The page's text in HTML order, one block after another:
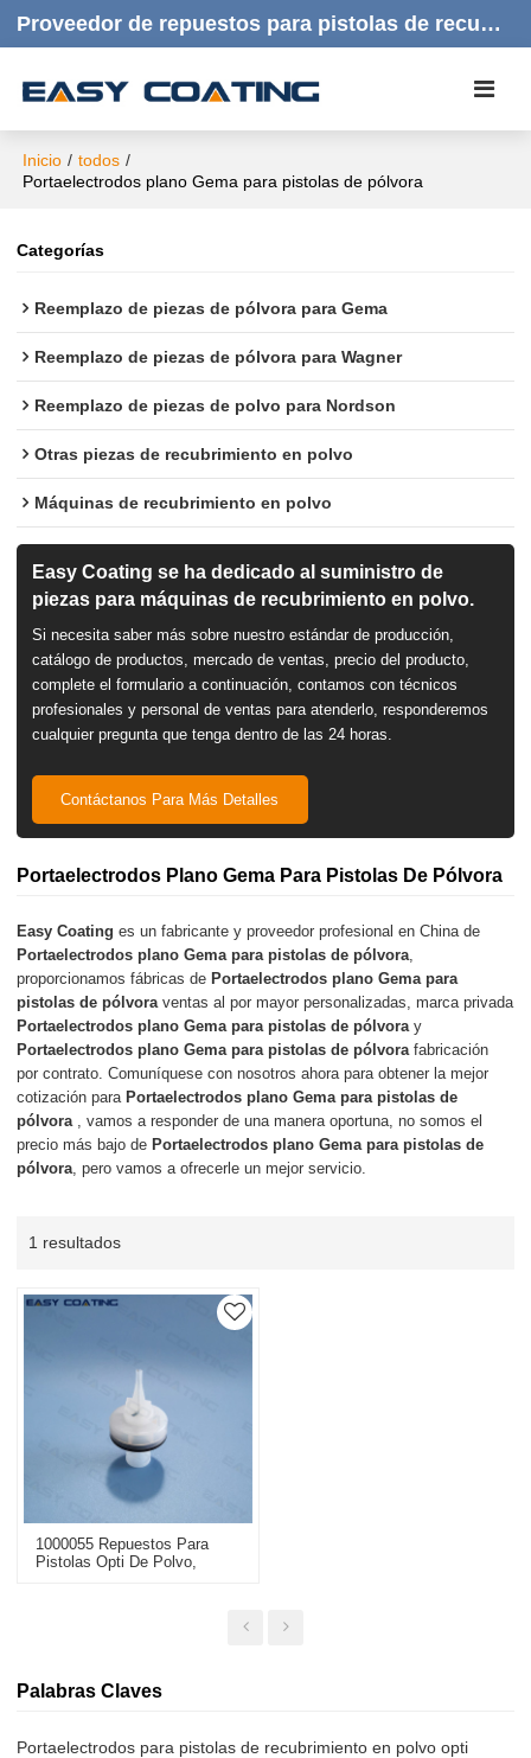
Proveedor de repuestos para pistolas de recubrimiento en polvo | Productos de calidad, respuesta rápida y atención al cliente amable.
Inicio / todos /
Portaelectrodos plano Gema para pistolas de pólvora
Categorías
Reemplazo de piezas de pólvora para Gema
Reemplazo de piezas de pólvora para Wagner
Reemplazo de piezas de polvo para Nordson
Otras piezas de recubrimiento en polvo
Máquinas de recubrimiento en polvo
Easy Coating se ha dedicado al suministro de
piezas para máquinas de recubrimiento en polvo.
Si necesita saber más sobre nuestro estándar de producción,
catálogo de productos, mercado de ventas, precio del producto,
complete el formulario a continuación, contamos con técnicos
profesionales y personal de ventas para atenderlo, responderemos
cualquier pregunta que tenga dentro de las 24 horas.
Contáctanos Para Más Detalles
Portaelectrodos Plano Gema Para Pistolas De Pólvora
Easy Coating es un fabricante y proveedor profesional en China de
Portaelectrodos plano Gema para pistolas de pólvora,
proporcionamos fábricas de Portaelectrodos plano Gema para
pistolas de pólvoraventas al por mayor personalizadas, marca privada
Portaelectrodos plano Gema para pistolas de pólvoray
Portaelectrodos plano Gema para pistolas de pólvorafabricación
por contrato. Comuníquese con nosotros ahora para obtener la mejor
cotización para Portaelectrodos plano Gema para pistolas de
pólvora, vamos a responder de una manera oportuna, no somos el
precio más bajo de Portaelectrodos plano Gema para pistolas de
pólvora, pero vamos a ofrecerle un mejor servicio.
1 resultados
1000055 Repuestos Para
Pistolas Opti De Polvo,
Palabras Claves
Portaelectrodos para pistolas de recubrimiento en polvo opti